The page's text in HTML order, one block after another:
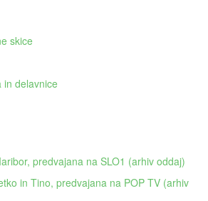
skice
in delavnice
predvajana na SLO1 (arhiv oddaj)
in Tino, predvajana na POP TV (arhiv